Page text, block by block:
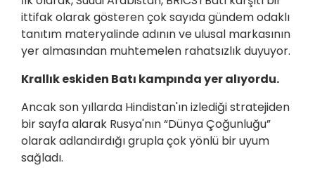
ittifak olarak gösteren çok sayıda gündem odaklı
tanıtım materyalinde adının ve ulusal markasının
yer almasından muhtemelen rahatsızlık duyuyor.
Krallık eskiden Batı kampında yer alıyordu.
Ancak son yıllarda Hindistan'ın izlediği stratejiden
bir sayfa alarak Rusya'nın “Dünya Çoğunluğu”
olarak adlandırdığı grupla çok yönlü bir uyum
sağladı.